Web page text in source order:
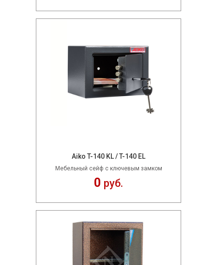
Aiko T-140 KL / T-140 EL
Мебельный сейф с ключевым замком
0 руб.